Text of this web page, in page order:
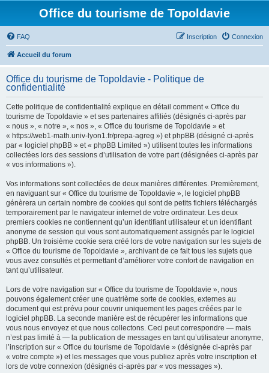
Office du tourisme de Topoldavie
FAQ Connexion
Inscription
Accueil du forum
Office du tourisme de Topoldavie - Politique de
confidentialité
Cette politique de confidentialité explique en détail comment « Office du
tourisme de Topoldavie » et ses partenaires affiliés (désignés ci-après par
« nous », « notre », « nos », « Office du tourisme de Topoldavie » et
« https://web1-math.univ-lyon1.fr/prepa-agreg ») et phpBB (désigné ci-après
par « logiciel phpBB » et « phpBB Limited ») utilisent toutes les informations
collectées lors des sessions d’utilisation de votre part (désignées ci-après par
« vos informations »).
Vos informations sont collectées de deux manières différentes. Premièrement,
en naviguant sur « Office du tourisme de Topoldavie », le logiciel phpBB
génèrera un certain nombre de cookies qui sont de petits fichiers téléchargés
temporairement par le navigateur internet de votre ordinateur. Les deux
premiers cookies ne contiennent qu’un identifiant utilisateur et un identifiant
anonyme de session qui vous sont automatiquement assignés par le logiciel
phpBB. Un troisième cookie sera créé lors de votre navigation sur les sujets de
« Office du tourisme de Topoldavie », archivant de ce fait tous les sujets que
vous avez consultés et permettant d’améliorer votre confort de navigation en
tant qu’utilisateur.
Lors de votre navigation sur « Office du tourisme de Topoldavie », nous
pouvons également créer une quatrième sorte de cookies, externes au
document qui est prévu pour couvrir uniquement les pages créées par le
logiciel phpBB. La seconde manière est de récupérer les informations que
vous nous envoyez et que nous collectons. Ceci peut correspondre — mais
n’est pas limité à — la publication de messages en tant qu’utilisateur anonyme,
l’inscription sur « Office du tourisme de Topoldavie » (désignée ci-après par
« votre compte ») et les messages que vous publiez après votre inscription et
lors de votre connexion (désignés ci-après par « vos messages »).